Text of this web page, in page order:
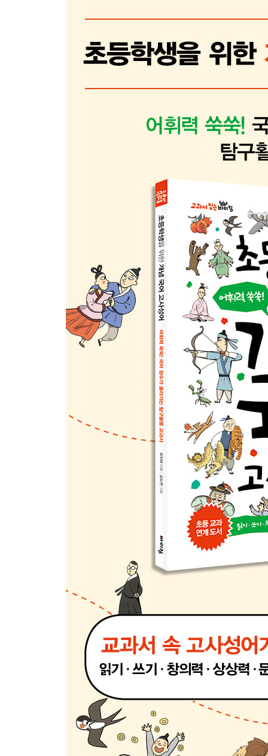
경천동지 / 천신만고 / 고진감래 / 독불장군 / 함흥
이심전심 / 진퇴양난 / 청렴결백 / 전화위복 / 백